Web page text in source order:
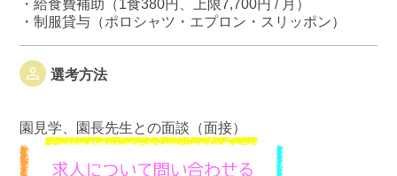
・給食費補助（1食380円、上限7,700円 / 月）
・制服貸与（ポロシャツ・エプロン・スリッポン）
選考方法
園見学、園長先生との面談（面接）